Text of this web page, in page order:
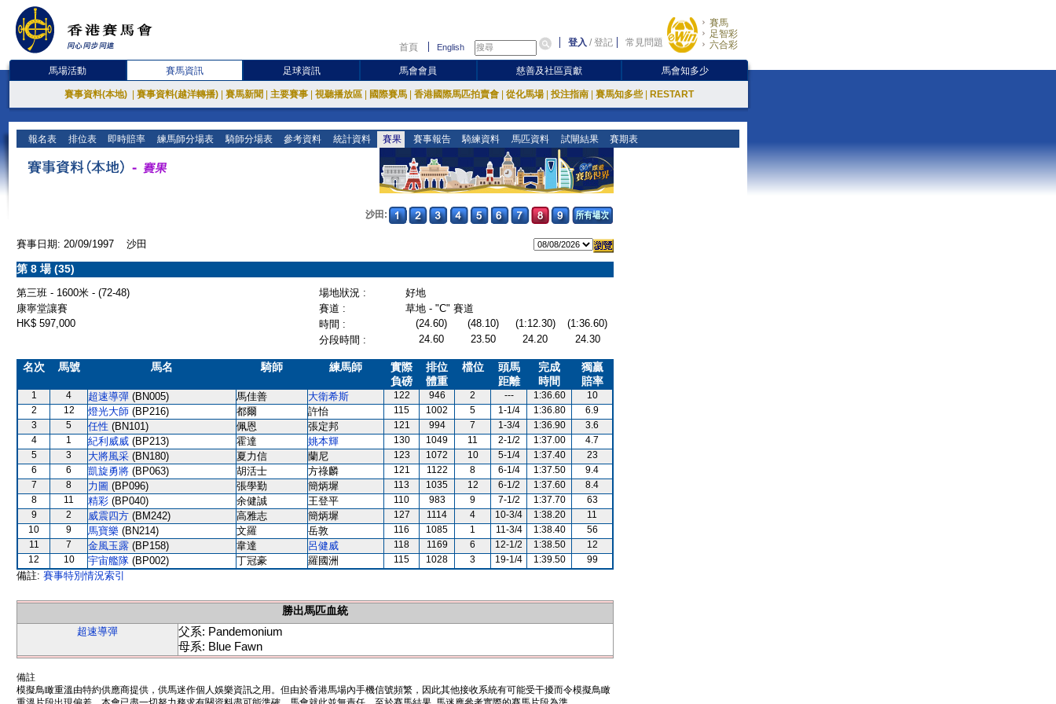
首頁 English 登入 /登記 常見問題
賽馬
足智彩
六合彩
馬場活動 賽馬資訊 足球資訊 馬會會員 慈善及社區貢獻 馬會知多少
賽事資料(本地) 賽事資料(越洋轉播) 賽馬新聞 主要賽事 視聽播放區 國際賽馬 香港國際馬匹拍賣會 從化馬場 投注指南 賽馬知多些 RESTART
報名表 排位表 即時賠率 練馬師分場表 騎師分場表 參考資料 統計資料 賽果 賽事報告 騎練資料 馬匹資料 試閘結果 賽期表
沙田:
賽事日期: 20/09/1997 沙田
第 8 場 (35)
第三班 - 1600米 - (72-48) 場地狀況 :
好地
康寧堂讓賽
賽道 :
草地 - "C" 賽道
HK$ 597,000
時間 : (24.60) (48.10) (1:12.30)
(1:36.60)
分段時間 :
24.60 23.50 24.20 24.30
名次 馬號 馬名 騎師 練馬師
實際
負磅
排位
體重
檔位
頭馬
距離
完成
時間
獨贏
賠率
1 4 超速導彈 (BN005) 馬佳善 大衛希斯 122 946 2 --- 1:36.60
10
2
12 燈光大師 (BP216) 都爾 許怡 115 1002 5 1-1/4 1:36.80
6.9
3
5 任性 (BN101) 佩恩 張定邦 121 994 7 1-3/4 1:36.90
3.6
4
1 紀利威威 (BP213) 霍達 姚本輝 130 1049 11 2-1/2 1:37.00
4.7
5
3 大將風采 (BN180) 夏力信 蘭尼 123 1072 10 5-1/4 1:37.40
23
6
6 凱旋勇將 (BP063) 胡活士 方祿麟 121 1122 8 6-1/4 1:37.50
9.4
7
8 力圖 (BP096) 張學勤 簡炳墀 113 1035 12 6-1/2 1:37.60
8.4
8
11 精彩 (BP040) 余健誠 王登平 110 983 9 7-1/2 1:37.70
63
9
2 威震四方 (BM242) 高雅志 簡炳墀 127 1114 4 10-3/4 1:38.20
11
10
9 馬寶樂 (BN214) 文羅 岳敦 116 1085 1 11-3/4 1:38.40
56
11
7 金風玉露 (BP158) 韋達 呂健威 118 1169 6 12-1/2 1:38.50
12
12
10 宇宙艦隊 (BP002) 丁冠豪 羅國洲 115 1028 3 19-1/4 1:39.50 99
備註: 賽事特別情況索引
勝出馬匹血統
超速導彈
父系: Pandemonium
母系: Blue Fawn
備註
模擬鳥瞰重溫由特約供應商提供，供馬迷作個人娛樂資訊之用。但由於香港馬場內手機信號頻繁，因此其他接收系統有可能受干擾而令模擬鳥瞰